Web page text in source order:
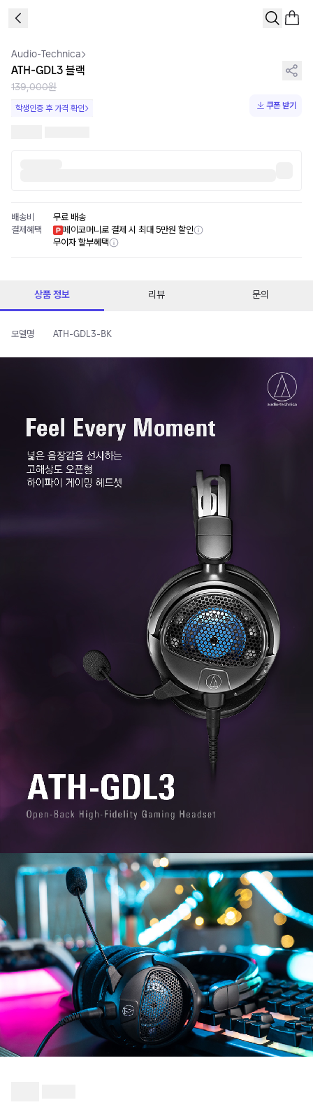
Audio-Technica
ATH-GDL3 블랙
139,000원
학생인증 후 가격 확인 쿠폰 받기
배송비
무료 배송
결제혜택
페이코머니로 결제 시 최대 5만원 할인
무이자 할부혜택
상품 정보 리뷰 문의
모델명 ATH-GDL3-BK